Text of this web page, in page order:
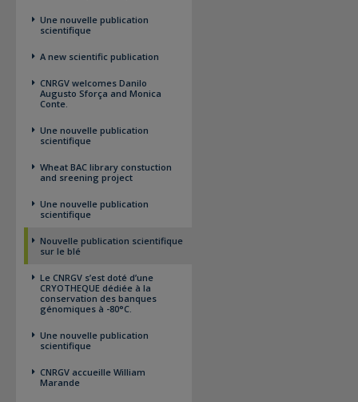
Une nouvelle publication
scientifique
A new scientific publication
CNRGV welcomes Danilo
Augusto Sforça and Monica
Conte.
Une nouvelle publication
scientifique
Wheat BAC library constuction
and sreening project
Une nouvelle publication
scientifique
Nouvelle publication scientifique
sur le blé
Le CNRGV s’est doté d’une
CRYOTHEQUE dédiée à la
conservation des banques
génomiques à -80°C.
Une nouvelle publication
scientifique
CNRGV accueille William
Marande